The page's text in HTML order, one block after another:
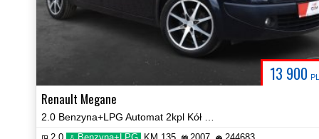
13 900
Renault Megane